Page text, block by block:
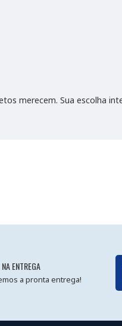
merecem. Sua escolha
ENTREGA
a pronta entrega!